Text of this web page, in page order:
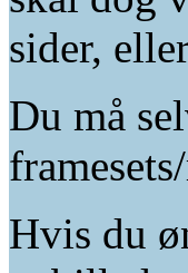
sider,
Du må
Hvis du